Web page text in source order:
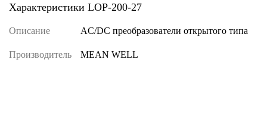
Характеристики LOP-200-27
Описание AC/DC преобразователи открытого типа
Производитель MEAN WELL